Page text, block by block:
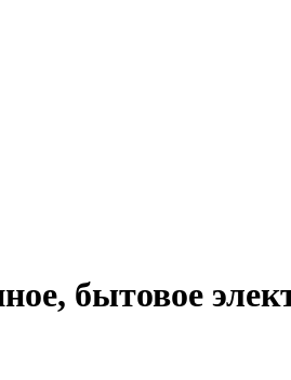
бытовое